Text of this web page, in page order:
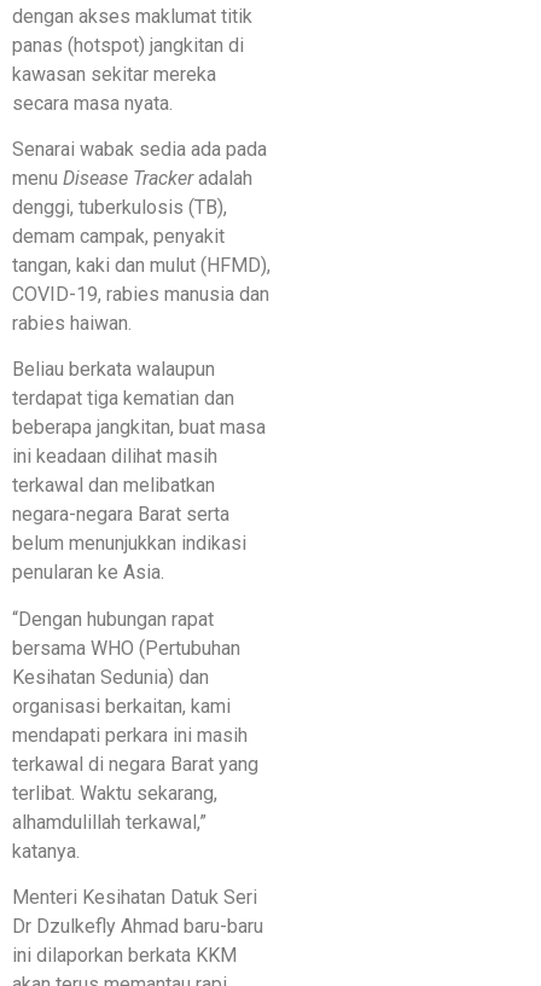
dengan akses maklumat titik
panas (hotspot) jangkitan di
kawasan sekitar mereka
secara masa nyata.
Senarai wabak sedia ada pada
menu Disease Trackeradalah
denggi, tuberkulosis (TB),
demam campak, penyakit
tangan, kaki dan mulut (HFMD),
COVID-19, rabies manusia dan
rabies haiwan.
Beliau berkata walaupun
terdapat tiga kematian dan
beberapa jangkitan, buat masa
ini keadaan dilihat masih
terkawal dan melibatkan
negara-negara Barat serta
belum menunjukkan indikasi
penularan ke Asia.
“Dengan hubungan rapat
bersama WHO (Pertubuhan
Kesihatan Sedunia) dan
organisasi berkaitan, kami
mendapati perkara ini masih
terkawal di negara Barat yang
terlibat. Waktu sekarang,
alhamdulillah terkawal,”
katanya.
Menteri Kesihatan Datuk Seri
Dr Dzulkefly Ahmad baru-baru
ini dilaporkan berkata KKM